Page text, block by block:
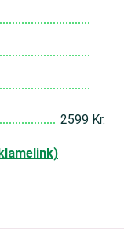
2599 Kr.